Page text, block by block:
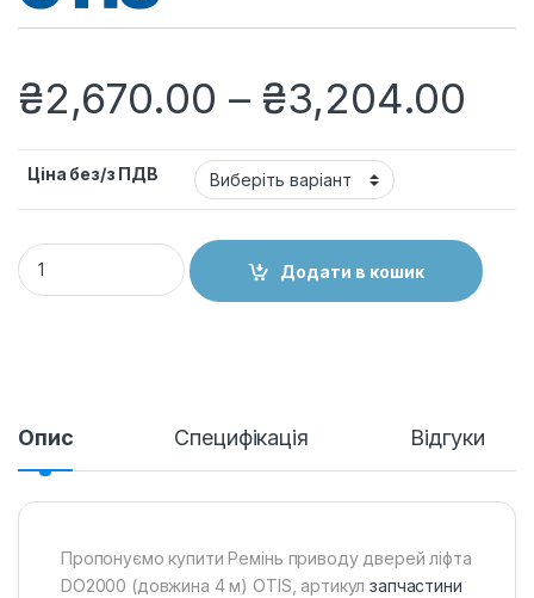
₴2,670.00 – ₴3,204.00
Ціна без/з ПДВ
Ремінь приводу дверей ліфта DO2000 (довжина 4 м) OTIS,
Додати в кошик
Опис Специфікація Відгуки
Пропонуємо купити Ремінь приводу дверей ліфта
DO2000 (довжина 4 м) OTIS, артикулзапчастини